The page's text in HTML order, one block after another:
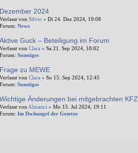
Dezember 2024
Verfasst von Silvio » Di 24. Dez 2024, 19:08
Forum: News
Aktive Guck – Beteiligung im Forum
Verfasst von Clara » Sa 21. Sep 2024, 18:02
Forum: Sonstiges
Frage zu MEWE
Verfasst von Clara » So 15. Sep 2024, 12:45
Forum: Sonstiges
Wichtige Änderungen bei mitgebrachten KFZ
Verfasst von Almanci » Mo 15. Jul 2024, 19:11
Forum: Im Dschungel der Gesetze